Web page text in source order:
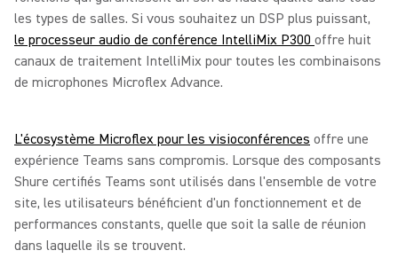
les types de salles. Si vous souhaitez un DSP plus puissant,
le processeur audio de conférence IntelliMix P300 offre huit
canaux de traitement IntelliMix pour toutes les combinaisons
de microphones Microflex Advance.
L'écosystème Microflex pour les visioconférences offre une
expérience Teams sans compromis. Lorsque des composants
Shure certifiés Teams sont utilisés dans l'ensemble de votre
site, les utilisateurs bénéficient d'un fonctionnement et de
performances constants, quelle que soit la salle de réunion
dans laquelle ils se trouvent.